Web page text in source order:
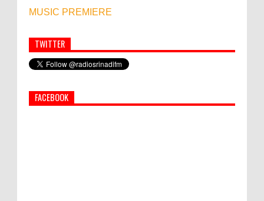
MUSIC PREMIERE
Simbol Persahabatan, RI Bangun Islamic Centre di
Afghanistan
PEMKAB KLUNGKUNG GELAR PASAR
TWITTER
FACEBOOK